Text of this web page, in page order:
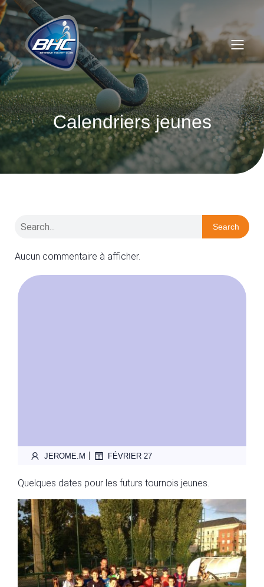
Calendriers jeunes
Search
Aucun commentaire à afficher.
JEROME.M | FÉVRIER 27
Quelques dates pour les futurs tournois jeunes.